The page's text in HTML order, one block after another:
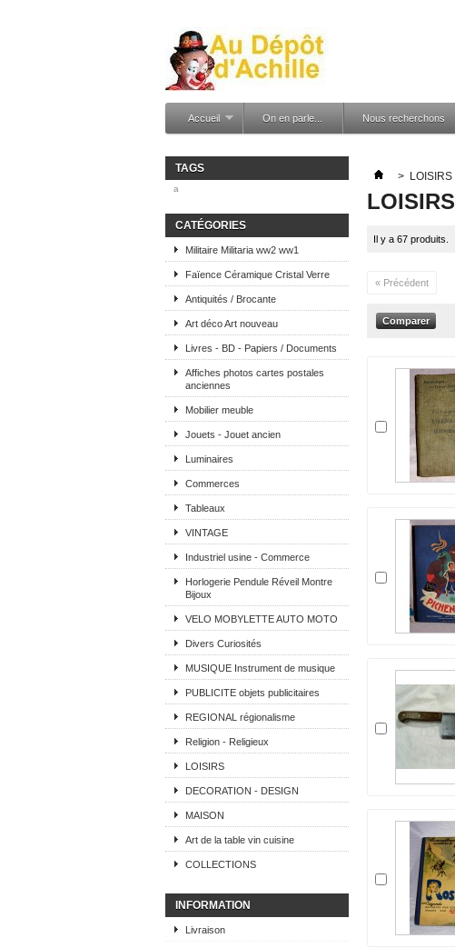
Accueil On en parle... Nous recherchons
TAGS
a
CATÉGORIES
Militaire Militaria ww2 ww1
Faïence Céramique Cristal Verre
Antiquités / Brocante
Art déco Art nouveau
Livres - BD - Papiers / Documents
Affiches photos cartes postales
anciennes
Mobilier meuble
Jouets - Jouet ancien
Luminaires
Commerces
Tableaux
VINTAGE
Industriel usine - Commerce
Horlogerie Pendule Réveil Montre
Bijoux
VELO MOBYLETTE AUTO MOTO
Divers Curiosités
MUSIQUE Instrument de musique
PUBLICITE objets publicitaires
REGIONAL régionalisme
Religion - Religieux
LOISIRS
DECORATION - DESIGN
MAISON
Art de la table vin cuisine
COLLECTIONS
INFORMATION
Livraison
> LOISIRS
LOISIRS
Il y a 67 produits.
« Précédent